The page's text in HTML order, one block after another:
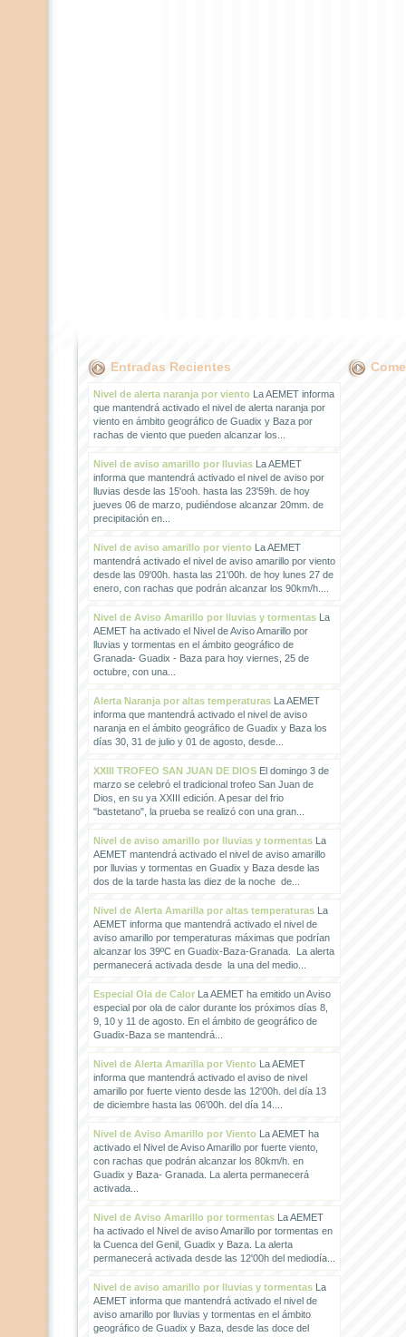
Entradas Recientes
Nivel de alerta naranja por vientoLa AEMET informa
que mantendrá activado el nivel de alerta naranja por
viento en ámbito geográfico de Guadix y Baza por
rachas de viento que pueden alcanzar los...
Nivel de aviso amarillo por lluviasLa AEMET
informa que mantendrá activado el nivel de aviso por
lluvias desde las 15'ooh. hasta las 23'59h. de hoy
jueves 06 de marzo, pudiéndose alcanzar 20mm. de
precipitación en...
Nivel de aviso amarillo por vientoLa AEMET
mantendrá activado el nivel de aviso amarillo por viento
desde las 09'00h. hasta las 21'00h. de hoy lunes 27 de
enero, con rachas que podrán alcanzar los 90km/h....
Nivel de Aviso Amarillo por lluvias y tormentasLa
AEMET ha activado el Nivel de Aviso Amarillo por
lluvias y tormentas en el ámbito geográfico de
Granada- Guadix - Baza para hoy viernes, 25 de
octubre, con una...
Alerta Naranja por altas temperaturasLa AEMET
informa que mantendrá activado el nivel de aviso
naranja en el ámbito geográfico de Guadix y Baza los
días 30, 31 de julio y 01 de agosto, desde...
XXIII TROFEO SAN JUAN DE DIOSEl domingo 3 de
marzo se celebró el tradicional trofeo San Juan de
Dios, en su ya XXIII edición. A pesar del frio
"bastetano", la prueba se realizó con una gran...
Nivel de aviso amarillo por lluvias y tormentasLa
AEMET mantendrá activado el nivel de aviso amarillo
por lluvias y tormentas en Guadix y Baza desde las
dos de la tarde hasta las diez de la noche de...
Nivel de Alerta Amarilla por altas temperaturasLa
AEMET informa que mantendrá activado el nivel de
aviso amarillo por temperaturas máximas que podrían
alcanzar los 39ºC en Guadix-Baza-Granada. La alerta
permanecerá activada desde la una del medio...
Especial Ola de CalorLa AEMET ha emitido un Aviso
especial por ola de calor durante los próximos días 8,
9, 10 y 11 de agosto. En el ámbito de geográfico de
Guadix-Baza se mantendrá...
Nivel de Alerta Amarilla por VientoLa AEMET
informa que mantendrá activado el aviso de nivel
amarillo por fuerte viento desde las 12'00h. del día 13
de diciembre hasta las 06'00h. del día 14....
Nivel de Aviso Amarillo por VientoLa AEMET ha
activado el Nivel de Aviso Amarillo por fuerte viento,
con rachas que podrán alcanzar los 80km/h. en
Guadix y Baza- Granada. La alerta permanecerá
activada...
Nivel de Aviso Amarillo por tormentasLa AEMET
ha activado el Nivel de aviso Amarillo por tormentas en
la Cuenca del Genil, Guadix y Baza. La alerta
permanecerá activada desde las 12'00h del mediodía...
Nivel de aviso amarillo por lluvias y tormentasLa
AEMET informa que mantendrá activado el nivel de
aviso amarillo por lluvias y tormentas en el ámbito
geográfico de Guadix y Baza, desde las doce del